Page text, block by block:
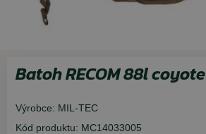
Batoh RECOM 88l coyote
Výrobce: MIL-TEC
Kód produktu: MC14033005